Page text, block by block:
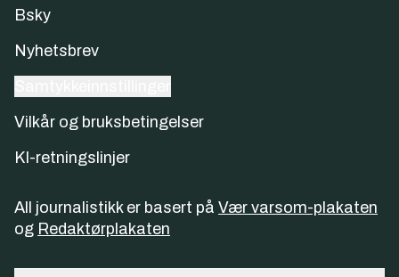
Bsky
Nyhetsbrev
Vilkår og bruksbetingelser
KI-retningslinjer
All journalistikk er basert på Vær varsom-plakaten
og Redaktørplakaten